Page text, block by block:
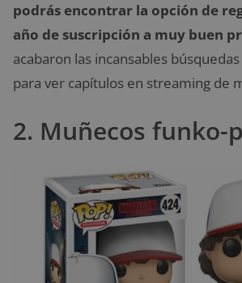
podrás encontrar la opción de
año de suscripción a muy buen
acabaron las incansables
para ver capítulos en streaming de
2. Muñecos funko-